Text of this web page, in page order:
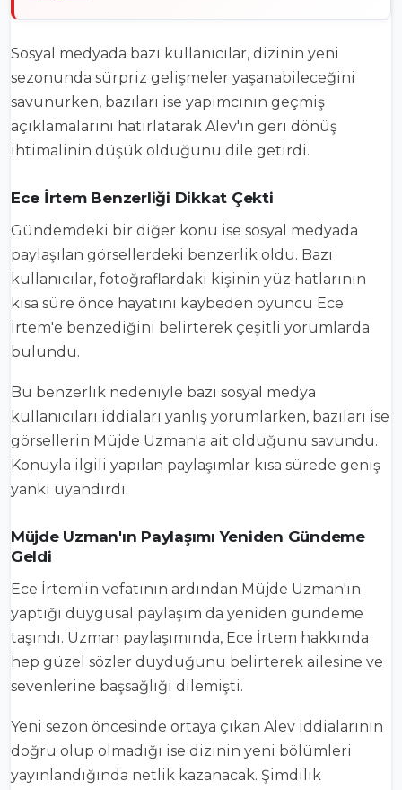
Sosyal medyada bazı kullanıcılar, dizinin yeni
sezonunda sürpriz gelişmeler yaşanabileceğini
savunurken, bazıları ise yapımcının geçmiş
açıklamalarını hatırlatarak Alev'in geri dönüş
ihtimalinin düşük olduğunu dile getirdi.
Ece İrtem Benzerliği Dikkat Çekti
Gündemdeki bir diğer konu ise sosyal medyada
paylaşılan görsellerdeki benzerlik oldu. Bazı
kullanıcılar, fotoğraflardaki kişinin yüz hatlarının
kısa süre önce hayatını kaybeden oyuncu Ece
İrtem'e benzediğini belirterek çeşitli yorumlarda
bulundu.
Bu benzerlik nedeniyle bazı sosyal medya
kullanıcıları iddiaları yanlış yorumlarken, bazıları ise
görsellerin Müjde Uzman'a ait olduğunu savundu.
Konuyla ilgili yapılan paylaşımlar kısa sürede geniş
yankı uyandırdı.
Müjde Uzman'ın Paylaşımı Yeniden Gündeme
Geldi
Ece İrtem'in vefatının ardından Müjde Uzman'ın
yaptığı duygusal paylaşım da yeniden gündeme
taşındı. Uzman paylaşımında, Ece İrtem hakkında
hep güzel sözler duyduğunu belirterek ailesine ve
sevenlerine başsağlığı dilemişti.
Yeni sezon öncesinde ortaya çıkan Alev iddialarının
doğru olup olmadığı ise dizinin yeni bölümleri
yayınlandığında netlik kazanacak. Şimdilik